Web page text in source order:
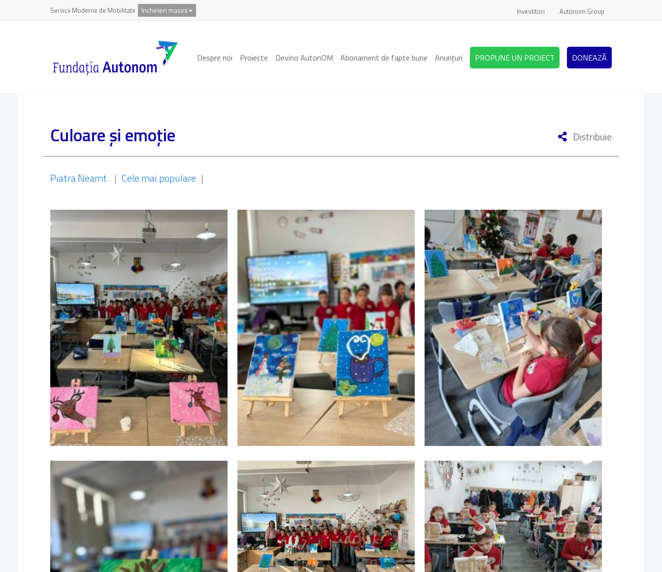
Servicii Moderne de Mobilitate Inchirieri masini Investitori Autonom Group
Despre noi Proiecte Devino AutonOM Abonament de fapte bune Anunțuri PROPUNE UN PROIECT DONEAZĂ
Culoare și emoție Distribuie
Piatra Neamt | Cele mai populare |